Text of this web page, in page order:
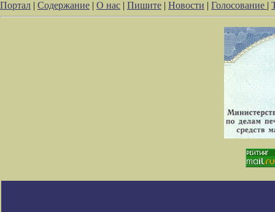
Портал | Содержание | О нас | Пишите | Новости | Голосование |